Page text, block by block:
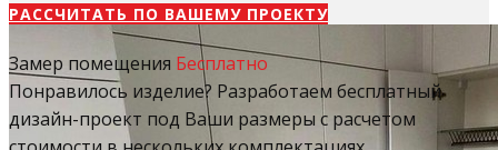
РАССЧИТАТЬ​ ПО ВАШЕМУ ПРОЕКТУ
Замер помещения Бесплатно
Понравилось изделие? Разработаем бесплатный
дизайн-проект под Ваши размеры с расчетом